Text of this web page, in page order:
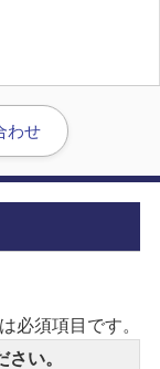
わせ
は必須項目です。
い。